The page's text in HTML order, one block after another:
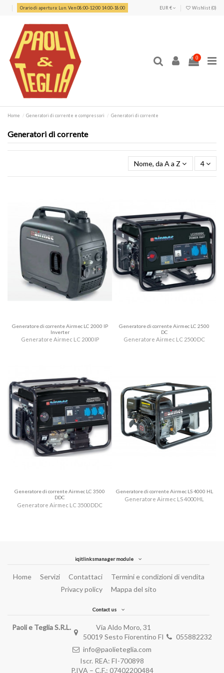
Orario di apertura: Lun. Ven 08:00-12:00 14:00-18:00 EUR € Wishlist (0)
0
Home Generatori di corrente e compressori Generatori di corrente
Generatori di corrente
Nome, da A a Z 4
Generatore di corrente Airmec LC 2000 IP
Inverter
Generatore Airmec LC 2000 IP
Generatore di corrente Airmec LC 2500
DC
Generatore Airmec LC 2500 DC
Generatore di corrente Airmec LC 3500
DDC
Generatore Airmec LC 3500 DDC
Generatore di corrente Airmec LS 4000 HL
Generatore Airmec LS 4000 HL
iqitlinksmanager module
Home Servizi Contattaci
Termini e condizioni di vendita
Privacy policy
Mappa del sito
Contact us
Paoli e Teglia S.R.L.
Via Aldo Moro, 31
50019 Sesto Fiorentino FI
055882232
info@paolieteglia.com
Iscr. REA: FI-700898
P.IVA – C.F.: 07402200484